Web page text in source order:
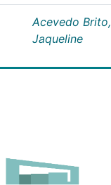
Acevedo Brito,
Jaqueline